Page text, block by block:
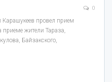
0
провел прием
жители Тараза,
Байзакского,